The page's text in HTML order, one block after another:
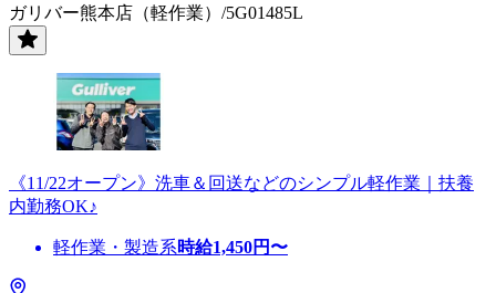
ガリバー熊本店（軽作業）/5G01485L
《11/22オープン》洗車＆回送などのシンプル軽作業｜扶養
内勤務OK♪
軽作業・製造系時給1,450円〜